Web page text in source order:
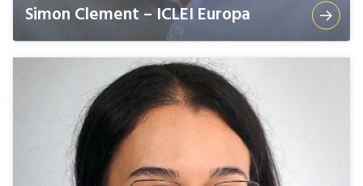
Simon Clement – ICLEI Europa